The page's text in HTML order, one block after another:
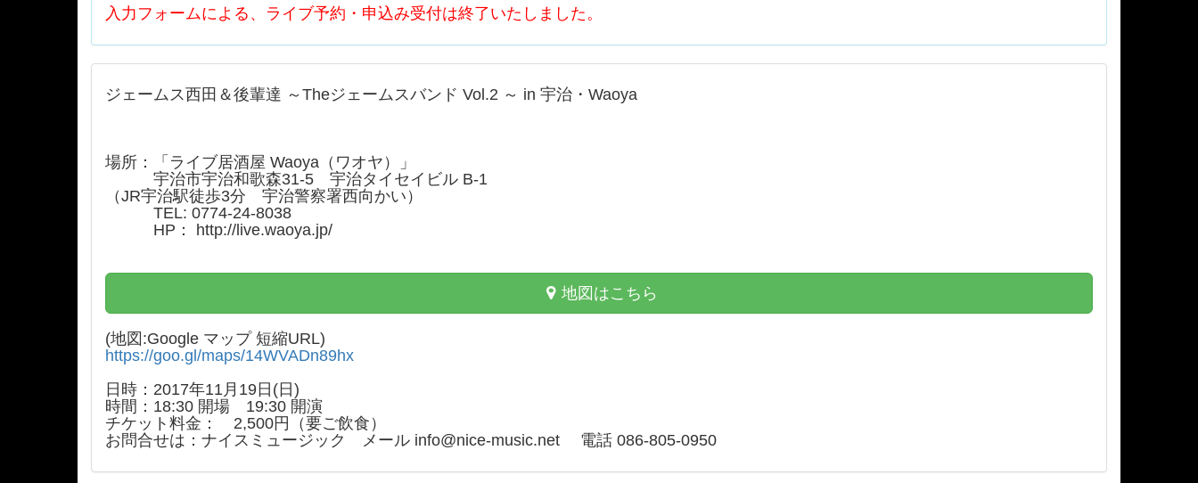
入力フォームによる、ライブ予約・申込み受付は終了いたしました。
ジェームス西田＆後輩達 ～Theジェームスバンド Vol.2 ～ in 宇治・Waoya
場所：「ライブ居酒屋 Waoya（ワオヤ）」
宇治市宇治和歌森31-5 宇治タイセイビル B-1
（JR宇治駅徒歩3分 宇治警察署西向かい）
TEL: 0774-24-8038
HP： http://live.waoya.jp/
地図はこちら
(地図:Google マップ 短縮URL)
https://goo.gl/maps/14WVADn89hx
日時：2017年11月19日(日)
時間：18:30 開場 19:30 開演
チケット料金： 2,500円（要ご飲食）
お問合せは：ナイスミュージック メール info@nice-music.net 電話 086-805-0950